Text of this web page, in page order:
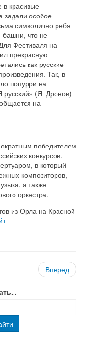
в красивые
задали особое
символично ребят
башни, что не
Фестиваля на
прекрасную
как русские
Так, в
попурри на
(Я. Дронов)
на
победителем
конкурсов.
в который
композиторов,
а также
оркестра.
из Орла на Красной
Вперед